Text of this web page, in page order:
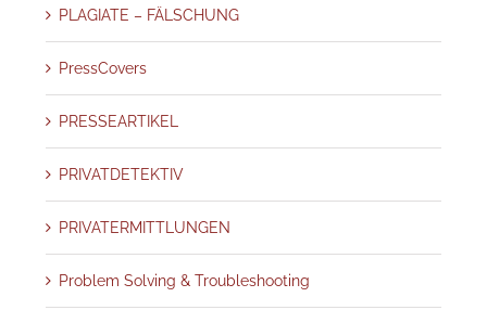
PLAGIATE – FÄLSCHUNG
PressCovers
PRESSEARTIKEL
PRIVATDETEKTIV
PRIVATERMITTLUNGEN
Problem Solving & Troubleshooting